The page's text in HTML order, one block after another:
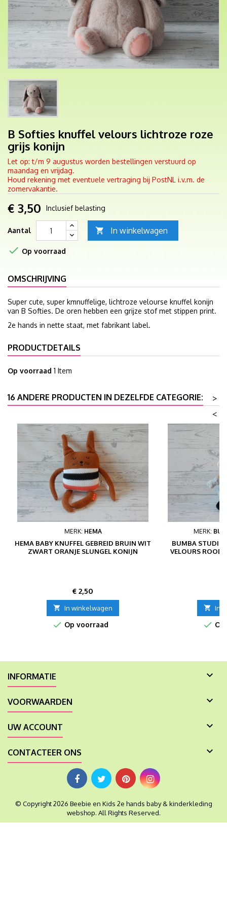
B Softies knuffel velours lichtroze roze
grijs konijn
Let op: t/m 9 augustus worden bestellingen verstuurd op
maandag en vrijdag.
Houd rekening met eventuele vertraging bij PostNL i.v.m. de
zomervakantie.
€ 3,50 Inclusief belasting
Aantal  In winkelwagen
 Op voorraad
OMSCHRIJVING
Super cute, super kmnuffelige, lichtroze velourse knuffel konijn
van B Softies. De oren hebben een grijze stof met stippen print.
2e hands in nette staat, met fabrikant label.
PRODUCTDETAILS
Op voorraad 1 Item
16 ANDERE PRODUCTEN IN DEZELFDE CATEGORIE:
>
<
MERK: HEMA
HEMA BABY KNUFFEL GEBREID BRUIN WIT
ZWART ORANJE SLUNGEL KONIJN
Prijs
€ 2,50
 In winkelwagen
 Op voorraad
MERK:
BUMBA STUDIO
VELOURS ROOD
 In

INFORMATIE 
VOORWAARDEN 
UW ACCOUNT 
CONTACTEER ONS 
© Copyright 2026 Beebie en Kids 2e hands baby & kinderkleding
webshop. All Rights Reserved.